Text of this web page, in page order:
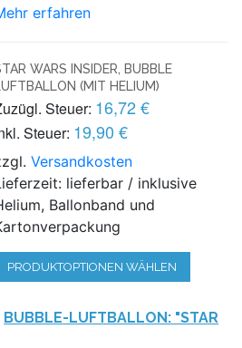
erfahren
WARS INSIDER, BUBBLE
(MIT HELIUM)
Steuer: 16,72 €
Steuer: 19,90 €
Versandkosten
lieferbar / inklusive
Ballonband und
PRODUKTOPTIONEN WÄHLEN
BUBBLE-LUFTBALLON: "STAR